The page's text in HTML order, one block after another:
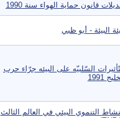
قانون حماية الهواء سنة 1990
البيئة - أبو ظبي
السّلبيّه على البيئه جرّاء حرب
1991
التنموي البيئي في العالم الثالث